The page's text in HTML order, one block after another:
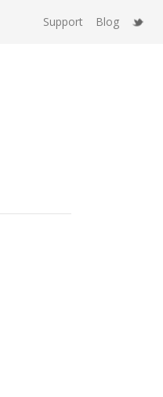
Support Blog